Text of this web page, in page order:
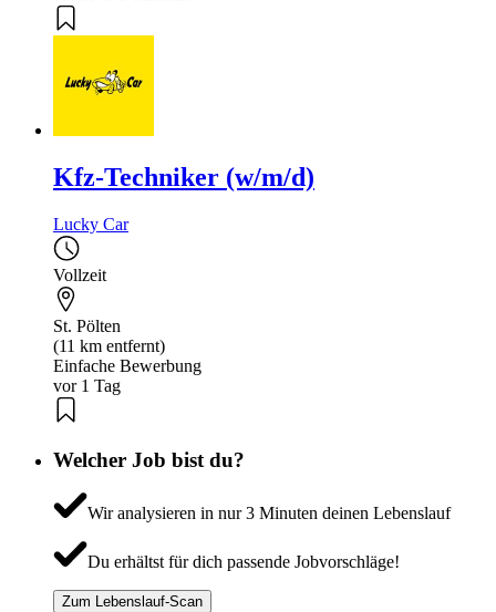
Kfz-Techniker (w/m/d)
Lucky Car
Vollzeit
St. Pölten
(11 km entfernt)
Einfache Bewerbung
vor 1 Tag
Welcher Job bist du?
Wir analysieren in nur 3 Minuten deinen Lebenslauf
Du erhältst für dich passende Jobvorschläge!
Zum Lebenslauf-Scan